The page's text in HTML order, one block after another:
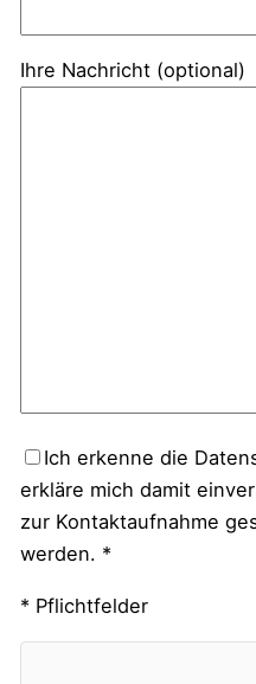
Ihre Nachricht (optional)
Ich erkenne die
erkläre mich damit
zur Kontaktaufnahme
werden. *
* Pflichtfelder